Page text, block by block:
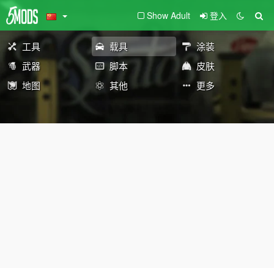
Show Adult 登入
工具 载具
涂装
武器
脚本
皮肤
地图
其他 更多